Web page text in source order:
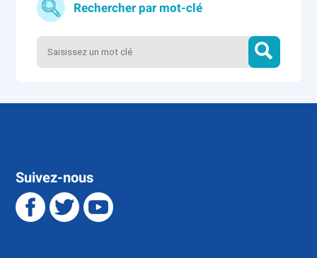
Rechercher par mot-clé
Suivez-nous